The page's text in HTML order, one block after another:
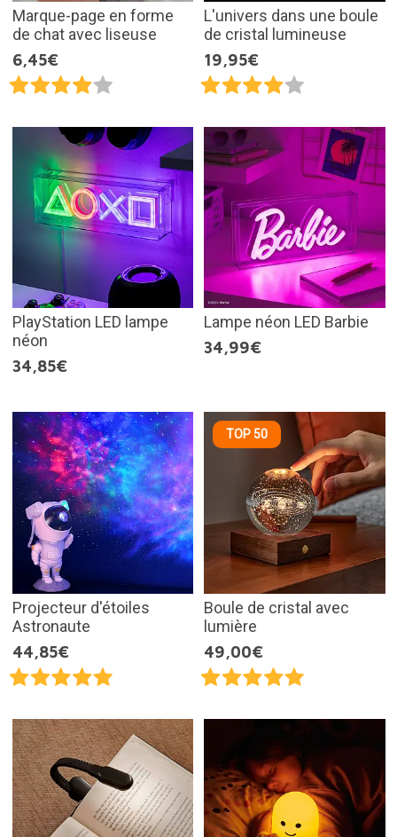
Marque-page en forme
de chat avec liseuse
6,45€
L'univers dans une boule
de cristal lumineuse
19,95€
PlayStation LED lampe
néon
34,85€
Lampe néon LED Barbie
34,99€
Projecteur d'étoiles
Astronaute
44,85€
TOP 50
Boule de cristal avec
lumière
49,00€